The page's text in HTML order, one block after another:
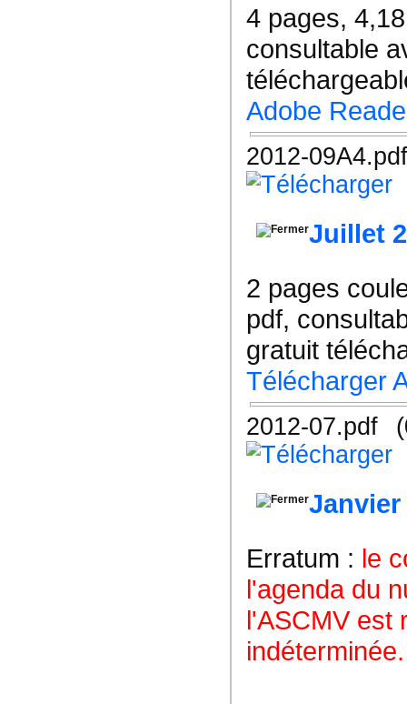
4 pages,
consultable
Adobe
2012-09A4.pdf
Juillet
2 pages
pdf,
gratuit
Télécharger
2012-07.pdf
Janvier
Erratum : le
l'agenda du
l'ASCMV est
indéterminée.